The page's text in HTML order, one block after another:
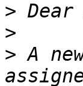
>
>
> A